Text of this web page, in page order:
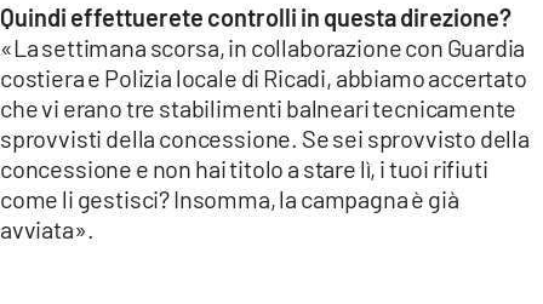
Quindi effettuerete controlli in questa direzione?
«La settimana scorsa, in collaborazione con Guardia
costiera e Polizia locale di Ricadi, abbiamo accertato
che vi erano tre stabilimenti balneari tecnicamente
sprovvisti della concessione. Se sei sprovvisto della
concessione e non hai titolo a stare lì, i tuoi rifiuti
come li gestisci? Insomma, la campagna è già
avviata».